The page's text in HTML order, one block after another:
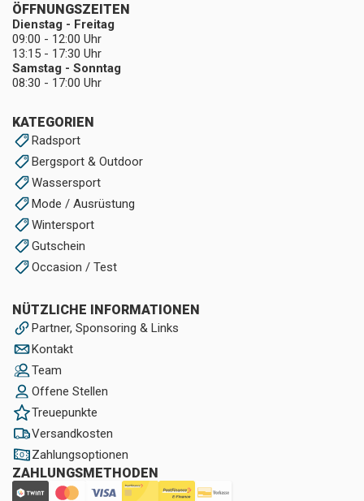
KATEGORIEN
Radsport
Bergsport & Outdoor
Wassersport
Mode / Ausrüstung
Wintersport
Gutschein
Occasion / Test
NÜTZLICHE INFORMATIONEN
Partner, Sponsoring & Links
Kontakt
Team
Offene Stellen
Treuepunkte
Versandkosten
Zahlungsoptionen
ZAHLUNGSMETHODEN
ÖFFNUNGSZEITEN
Dienstag - Freitag
09:00 - 12:00 Uhr
13:15 - 17:30 Uhr
Samstag - Sonntag
08:30 - 17:00 Uhr